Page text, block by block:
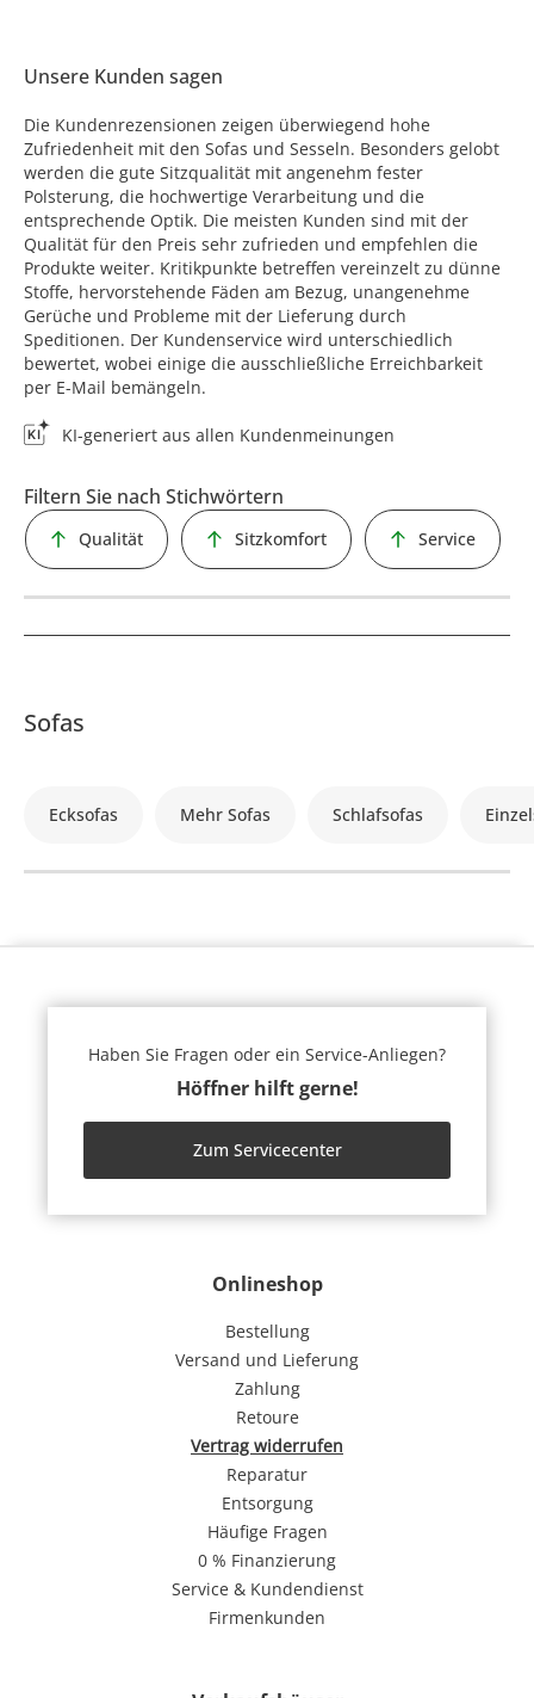
Unsere Kunden sagen
Die Kundenrezensionen zeigen überwiegend hohe
Zufriedenheit mit den Sofas und Sesseln. Besonders gelobt
werden die gute Sitzqualität mit angenehm fester
Polsterung, die hochwertige Verarbeitung und die
entsprechende Optik. Die meisten Kunden sind mit der
Qualität für den Preis sehr zufrieden und empfehlen die
Produkte weiter. Kritikpunkte betreffen vereinzelt zu dünne
Stoffe, hervorstehende Fäden am Bezug, unangenehme
Gerüche und Probleme mit der Lieferung durch
Speditionen. Der Kundenservice wird unterschiedlich
bewertet, wobei einige die ausschließliche Erreichbarkeit
per E-Mail bemängeln.
KI-generiert aus allen Kundenmeinungen
Filtern Sie nach Stichwörtern
Qualität Sitzkomfort Service
Sofas
Ecksofas Mehr Sofas Schlafsofas
Onlineshop
Bestellung
Versand und Lieferung
Zahlung
Retoure
Vertrag widerrufen
Reparatur
Entsorgung
Häufige Fragen
0 % Finanzierung
Service & Kundendienst
Firmenkunden
Haben Sie Fragen oder ein Service-Anliegen?
Höffner hilft gerne!
Zum Servicecenter